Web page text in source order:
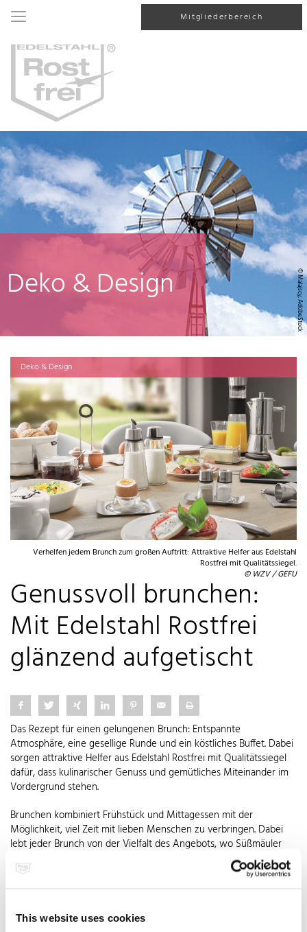
This website uses cookies
Mitgliederbereich
© Malajscy, AdobeStock
Deko & Design
Deko & Design
Verhelfen jedem Brunch zum großen Auftritt: Attraktive Helfer aus Edelstahl
Rostfrei mit Qualitätssiegel.
© WZV / GEFU
Genussvoll brunchen:
Mit Edelstahl Rostfrei
glänzend aufgetischt
Das Rezept für einen gelungenen Brunch: Entspannte
Atmosphäre, eine gesellige Runde und ein köstliches Buffet. Dabei
sorgen attraktive Helfer aus Edelstahl Rostfrei mit Qualitätssiegel
dafür, dass kulinarischer Genuss und gemütliches Miteinander im
Vordergrund stehen.
Brunchen kombiniert Frühstück und Mittagessen mit der
Möglichkeit, viel Zeit mit lieben Menschen zu verbringen. Dabei
lebt jeder Brunch von der Vielfalt des Angebots, wo Süßmäuler
ebenso wie alle, die es herzhaft-würzig mögen, ihre
Lieblingsspeisen finden. Bei der Vorbereitung helfen Waffeleisen,
wieder sauber. Da das Auge mitisst, verhelfen schimmernde